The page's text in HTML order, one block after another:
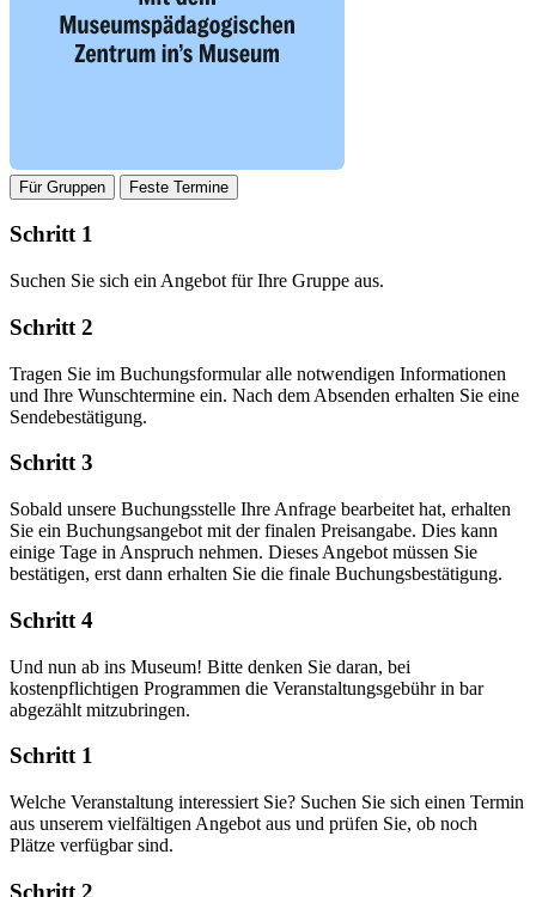
Für Gruppen Feste Termine
Schritt 1
Suchen Sie sich ein Angebot für Ihre Gruppe aus.
Schritt 2
Tragen Sie im Buchungsformular alle notwendigen Informationen
und Ihre Wunschtermine ein. Nach dem Absenden erhalten Sie eine
Sendebestätigung.
Schritt 3
Sobald unsere Buchungsstelle Ihre Anfrage bearbeitet hat, erhalten
Sie ein Buchungsangebot mit der finalen Preisangabe. Dies kann
einige Tage in Anspruch nehmen. Dieses Angebot müssen Sie
bestätigen, erst dann erhalten Sie die finale Buchungsbestätigung.
Schritt 4
Und nun ab ins Museum! Bitte denken Sie daran, bei
kostenpflichtigen Programmen die Veranstaltungsgebühr in bar
abgezählt mitzubringen.
Schritt 1
Welche Veranstaltung interessiert Sie? Suchen Sie sich einen Termin
aus unserem vielfältigen Angebot aus und prüfen Sie, ob noch
Plätze verfügbar sind.
Schritt 2